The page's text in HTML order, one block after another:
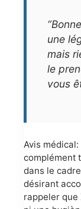
une
mais
le
vous
Avis
complément
dans le
désirant
rappeler que